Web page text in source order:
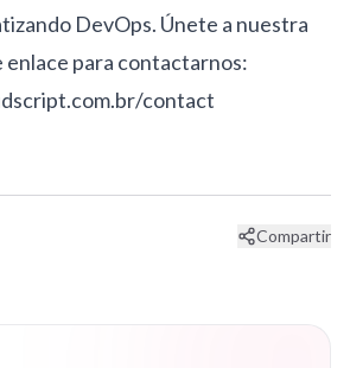
DevOps. Únete a nuestra
enlace para contactarnos:
contact
Compartir